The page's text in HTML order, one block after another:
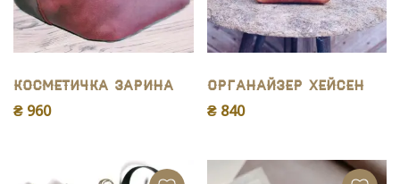
Косметичка Зарина
₴ 960
Органайзер Хейсен
₴ 840